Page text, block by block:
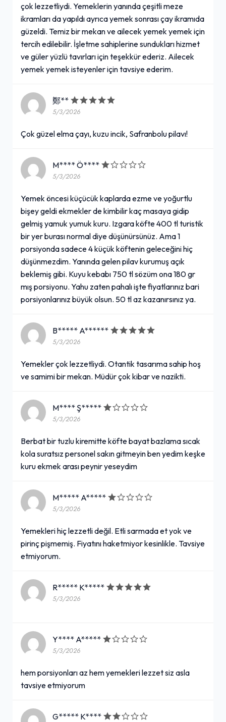
çok lezzetliydi. Yemeklerin yanında çeşitli meze
ikramları da yapıldı ayrıca yemek sonrası çay ikramıda
güzeldi. Temiz bir mekan ve ailecek yemek yemek için
tercih edilebilir. İşletme sahiplerine sundukları hizmet
ve güler yüzlü tavırları için teşekkür ederiz. Ailecek
yemek yemek isteyenler için tavsiye ederim.
鄭**
5/3/2026
Çok güzel elma çayı, kuzu incik, Safranbolu pilavı!
M**** Ö****
5/3/2026
Yemek öncesi küçücük kaplarda ezme ve yoğurtlu
bişey geldi ekmekler de kimbilir kaç masaya gidip
gelmiş yamuk yumuk kuru. Izgara köfte 400 tl turistik
bir yer burası normal diye düşünürsünüz. Ama 1
porsiyonda sadece 4 küçük köftenin geleceğini hiç
düşünmezdim. Yanında gelen pilav kurumuş açık
beklemiş gibi. Kuyu kebabı 750 tl sözüm ona 180 gr
mış porsiyonu. Yahu zaten pahalı işte fiyatlarınız bari
porsiyonlarınız büyük olsun. 50 tl az kazanırsınız ya.
B***** A******
5/3/2026
Yemekler çok lezzetliydi. Otantik tasarıma sahip hoş
ve samimi bir mekan. Müdür çok kibar ve nazikti.
M**** Ş*****
5/3/2026
Berbat bir tuzlu kiremitte köfte bayat bazlama sıcak
kola suratsız personel sakın gitmeyin ben yedim keşke
kuru ekmek arası peynir yeseydim
M***** A*****
5/3/2026
Yemekleri hiç lezzetli değil. Etli sarmada et yok ve
pirinç pişmemiş. Fiyatını haketmiyor kesinlikle. Tavsiye
etmiyorum.
R***** K*****
5/3/2026
Y**** A*****
5/3/2026
hem porsiyonları az hem yemekleri lezzet siz asla
tavsiye etmiyorum
G***** K****